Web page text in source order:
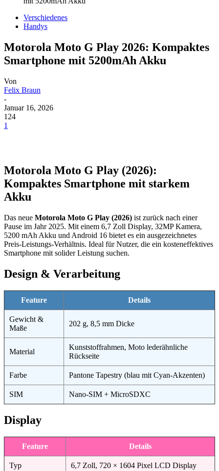
Verschiedenes
Handys
Motorola Moto G Play 2026: Kompaktes
Smartphone mit 5200mAh Akku
Von
Felix Braun
-
Januar 16, 2026
124
1
Motorola Moto G Play (2026):
Kompaktes Smartphone mit starkem
Akku
Das neue Motorola Moto G Play (2026) ist zurück nach einer
Pause im Jahr 2025. Mit einem 6,7 Zoll Display, 32MP Kamera,
5200 mAh Akku und Android 16 bietet es ein ausgezeichnetes
Preis-Leistungs-Verhältnis. Ideal für Nutzer, die ein kosteneffektives
Smartphone mit solider Leistung suchen.
Design & Verarbeitung
Feature Details
Gewicht &
Maße
202 g, 8,5 mm Dicke
Material
Kunststoffrahmen, Moto lederähnliche
Rückseite
Farbe Pantone Tapestry (blau mit Cyan-Akzenten)
SIM Nano-SIM + MicroSDXC
Display
Feature Details
Typ 6,7 Zoll, 720 × 1604 Pixel LCD Display